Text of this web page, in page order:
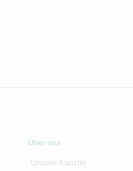
Über uns
Unsere Kanzlei